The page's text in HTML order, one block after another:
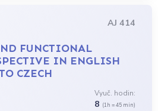
AJ 414
FUNCTIONAL
IN ENGLISH
CZECH
Vyuč. hodin:
8 (1h = 45 min)